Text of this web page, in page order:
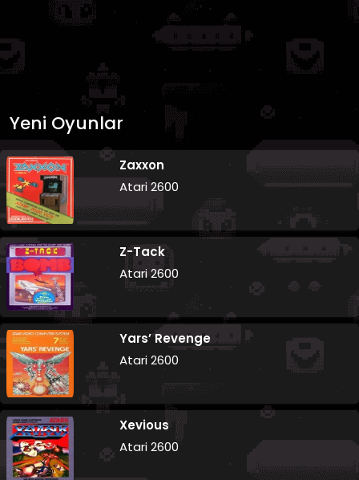
Yeni Oyunlar
Zaxxon
Atari 2600
Z-Tack
Atari 2600
Yars’ Revenge
Atari 2600
Xevious
Atari 2600